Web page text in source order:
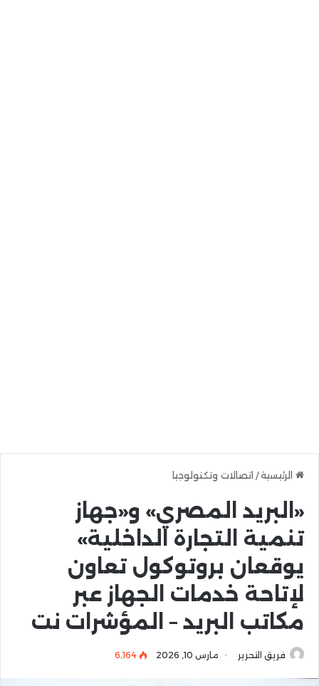
الرئيسية/ اتصالات وتكنولوجيا
«البريد المصري» و«جهاز
تنمية التجارة الداخلية»
يوقعان بروتوكول تعاون
لإتاحة خدمات الجهاز عبر
مكاتب البريد – المؤشرات نت
فريق التحرير مارس 10, 2026 6٬164